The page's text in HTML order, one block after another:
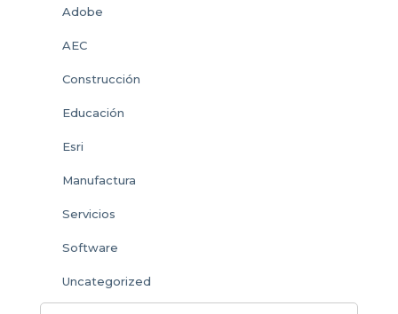
Adobe
AEC
Construcción
Educación
Esri
Manufactura
Servicios
Software
Uncategorized